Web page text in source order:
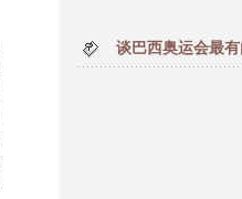
谈巴西奥运会最